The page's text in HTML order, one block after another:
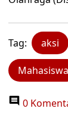
Tag: aksi
Mahasiswa
0